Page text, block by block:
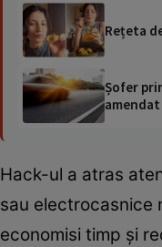
Rețeta
Șofer
amendat
Hack-ul a atras
sau electrocasnice
economisi timp și